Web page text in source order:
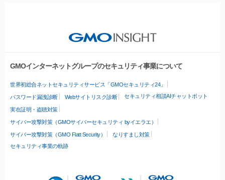
GMOインターネットグループのセキュリティ事業について
世界初総合ネットセキュリティサービス「GMOセキュリティ24」
パスワード漏洩診断 Webサイトリスク診断 セキュリティ相談AIチャットボット
実在証明・盗聴対策
サイバー攻撃対策（GMOサイバーセキュリティ byイエラエ）
サイバー攻撃対策（GMO Flatt Security）
なりすまし対策
セキュリティ事業の軌跡